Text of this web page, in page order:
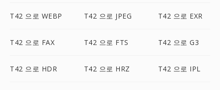
T42 으로 WEBP T42 으로 JPEG T42 으로 EXR
T42 으로 FAX T42 으로 FTS T42 으로 G3
T42 으로 HDR T42 으로 HRZ T42 으로 IPL